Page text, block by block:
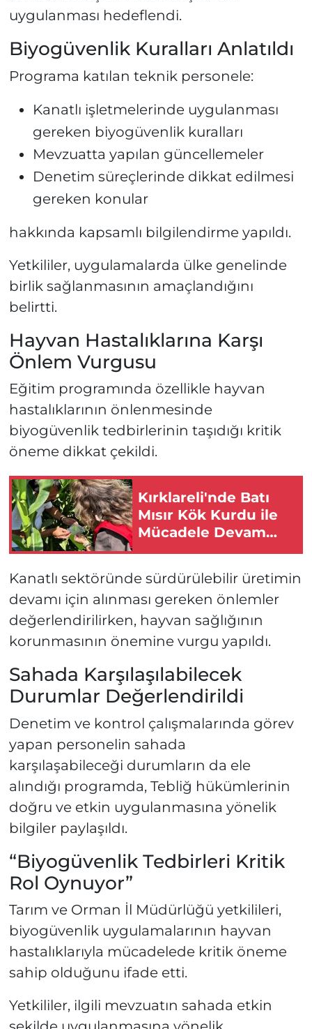
uygulanması hedeflendi.
Biyogüvenlik Kuralları Anlatıldı
Programa katılan teknik personele:
Kanatlı işletmelerinde uygulanması
gereken biyogüvenlik kuralları
Mevzuatta yapılan güncellemeler
Denetim süreçlerinde dikkat edilmesi
gereken konular
hakkında kapsamlı bilgilendirme yapıldı.
Yetkililer, uygulamalarda ülke genelinde
birlik sağlanmasının amaçlandığını
belirtti.
Hayvan Hastalıklarına Karşı
Önlem Vurgusu
Eğitim programında özellikle hayvan
hastalıklarının önlenmesinde
biyogüvenlik tedbirlerinin taşıdığı kritik
öneme dikkat çekildi.
Kırklareli'nde Batı
Mısır Kök Kurdu ile
Mücadele Devam
Kanatlı sektöründe sürdürülebilir üretimin
devamı için alınması gereken önlemler
değerlendirilirken, hayvan sağlığının
korunmasının önemine vurgu yapıldı.
Sahada Karşılaşılabilecek
Durumlar Değerlendirildi
Denetim ve kontrol çalışmalarında görev
yapan personelin sahada
karşılaşabileceği durumların da ele
alındığı programda, Tebliğ hükümlerinin
doğru ve etkin uygulanmasına yönelik
bilgiler paylaşıldı.
“Biyogüvenlik Tedbirleri Kritik
Rol Oynuyor”
Tarım ve Orman İl Müdürlüğü yetkilileri,
biyogüvenlik uygulamalarının hayvan
hastalıklarıyla mücadelede kritik öneme
sahip olduğunu ifade etti.
Yetkililer, ilgili mevzuatın sahada etkin